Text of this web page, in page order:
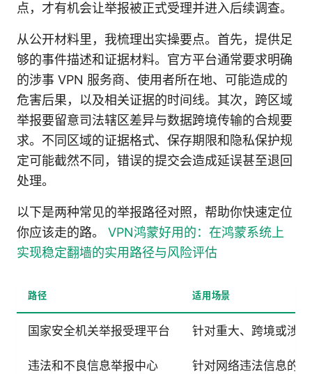
点，才有机会让举报被正式受理并进入后续调查。
从公开材料里，我梳理出实操要点。首先，提供足
够的事件描述和证据材料。官方平台通常要求明确
的涉事 VPN 服务商、使用者所在地、可能造成的
危害后果，以及相关证据的时间线。其次，跨区域
举报要留意司法辖区差异与数据跨境传输的合规要
求。不同区域的证据格式、保存期限和隐私保护规
定可能截然不同，错误的提交会造成延误甚至退回
处理。
以下是两种常见的举报路径对照，帮助你快速定位
你应该走的路。 VPN鸿蒙好用的：在鸿蒙系统上
实现稳定翻墙的实用路径与风险评估
路径 适用场景
国家安全机关举报受理平台 针对重大、跨境或涉
违法和不良信息举报中心 针对网络违法信息的